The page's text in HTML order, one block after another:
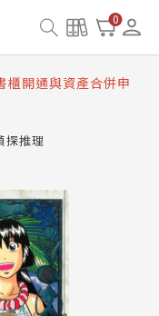
0
合併與書櫃開通申請
問題
櫃開通與資產合併申
併與書櫃開通申請
探推理